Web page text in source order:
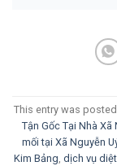
This entry was
Tận Gốc Tại Nhà Xã
mối tại Xã Nguyễn
Kim Bảng, dịch vụ